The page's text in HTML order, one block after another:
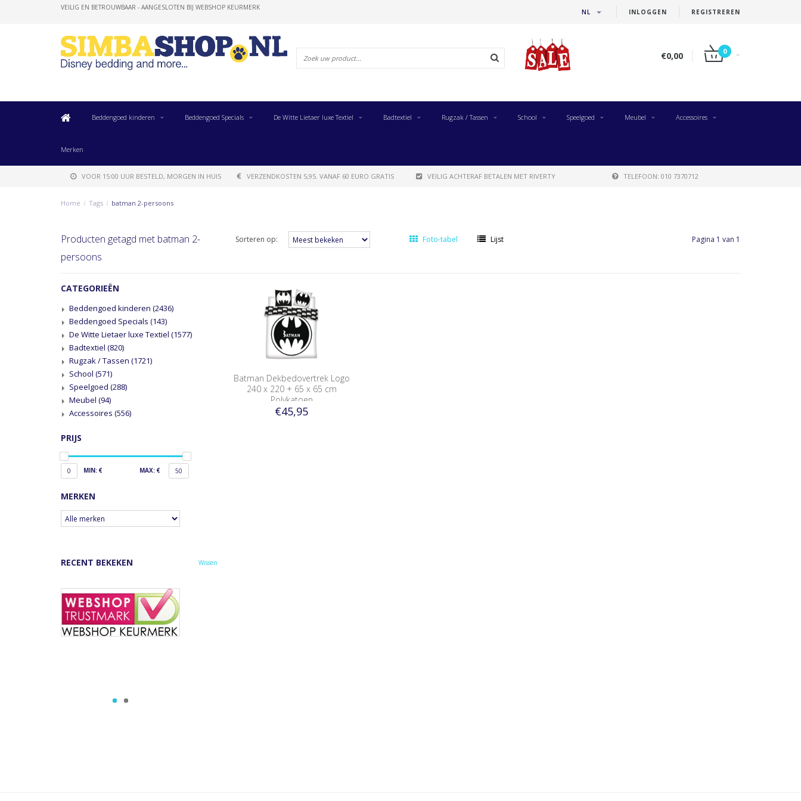
INLOGGEN REGISTREREN
NL
VEILIG EN BETROUWBAAR - AANGESLOTEN BIJ WEBSHOP KEURMERK
€0,00 0
Beddengoed kinderen Beddengoed Specials De Witte Lietaer luxe Textiel Badtextiel Rugzak / Tassen School Speelgoed Meubel Accessoires
Merken
VOOR 15:00 UUR BESTELD, MORGEN IN HUIS VERZENDKOSTEN 5,95. VANAF 60 EURO GRATIS VEILIG ACHTERAF BETALEN MET RIVERTY TELEFOON: 010 7370712
Home / Tags / batman 2-persoons
Producten getagd met batman 2-
persoons
Sorteren op: Foto-tabel Lijst Pagina 1 van 1
CATEGORIEËN
Beddengoed kinderen (2436)
Beddengoed Specials (143)
De Witte Lietaer luxe Textiel (1577)
Badtextiel (820)
Rugzak / Tassen (1721)
School (571)
Speelgoed (288)
Meubel (94)
Accessoires (556)
PRIJS
0 MIN: € MAX: € 50
MERKEN
RECENT BEKEKEN Wissen
Batman Dekbedovertrek Logo
240 x 220 + 65 x 65 cm
Polykatoen
€45,95